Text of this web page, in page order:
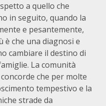
a quello che
in seguito, quando la
e pesantemente,
è che una diagnosi e
cambiare il destino di
La comunità
che per molte
tempestivo e la
strade da